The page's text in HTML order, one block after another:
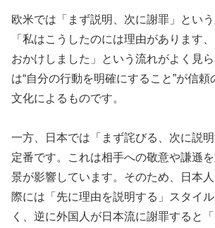
欧米では「まず説明、次に謝罪」という
「私はこうしたのには理由があります
おかけしました」という流れがよく見
は“自分の行動を明確にすること”が信頼
文化によるものです。
一方、日本では「まず詫びる、次に説
定番です。これは相手への敬意や謙遜
景が影響しています。そのため、日本
際には「先に理由を説明する」スタイ
く、逆に外国人が日本流に謝罪すると